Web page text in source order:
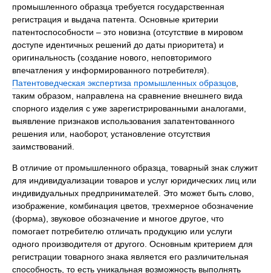
промышленного образца требуется государственная
регистрация и выдача патента. Основные критерии
патентоспособности – это новизна (отсутствие в мировом
доступе идентичных решений до даты приоритета) и
оригинальность (создание нового, неповторимого
впечатления у информированного потребителя).
Патентоведческая экспертиза промышленных образцов,
таким образом, направлена на сравнение внешнего вида
спорного изделия с уже зарегистрированными аналогами,
выявление признаков использования запатентованного
решения или, наоборот, установление отсутствия
заимствований.
В отличие от промышленного образца, товарный знак служит
для индивидуализации товаров и услуг юридических лиц или
индивидуальных предпринимателей. Это может быть слово,
изображение, комбинация цветов, трехмерное обозначение
(форма), звуковое обозначение и многое другое, что
помогает потребителю отличать продукцию или услуги
одного производителя от другого. Основным критерием для
регистрации товарного знака является его различительная
способность, то есть уникальная возможность выполнять